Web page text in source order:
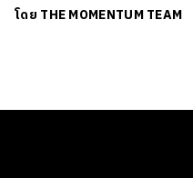
โดย THE MOMENTUM TEAM